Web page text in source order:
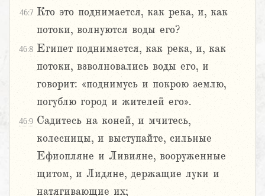
46:7 Кто это поднимается, как река, и, как
потоки, волнуются воды его?
46:8 Египет поднимается, как река, и, как
потоки, взволновались воды его, и
говорит: «поднимусь и покрою землю,
погублю город и жителей его».
46:9 Садитесь на коней, и мчитесь,
колесницы, и выступайте, сильные
Ефиопляне и Ливияне, вооруженные
щитом, и Лидяне, держащие луки и
натягивающие их;